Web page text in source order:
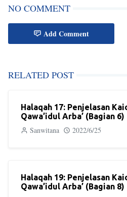
NO COMMENT
Add Comment
RELATED POST
Halaqah 17: Penjelasan
Qawa’idul Arba’ (Bagian 6)
Sanwitana 2022/6/25
Halaqah 19: Penjelasan
Qawa’idul Arba’ (Bagian 8)